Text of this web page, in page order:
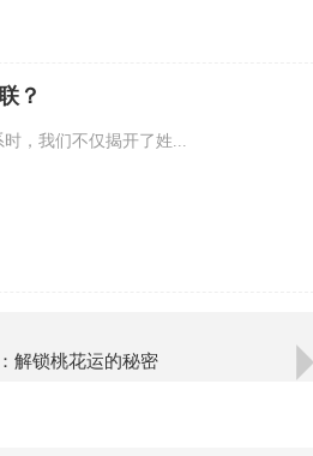
？
，我们不仅揭开了姓...
解锁桃花运的秘密